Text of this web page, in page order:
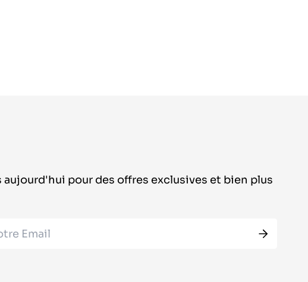
aujourd'hui pour des offres exclusives et bien plus